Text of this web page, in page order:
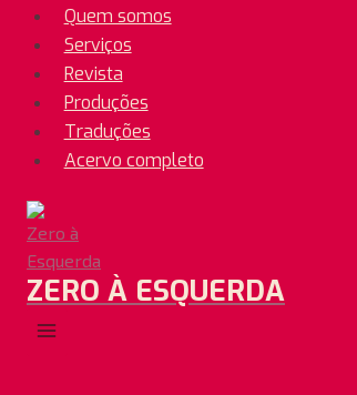
Quem somos
Serviços
Revista
Produções
Traduções
Acervo completo
ZERO À ESQUERDA